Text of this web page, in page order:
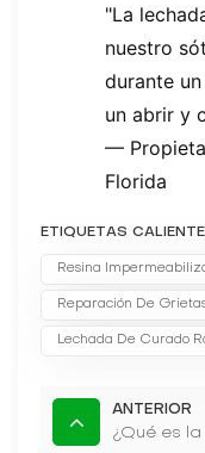
"La
nuestro
durante
un abrir y
—
Florida
ETIQUETAS
Resina
Reparación De
Lechada De Curado
ANTERIOR
¿Qué es